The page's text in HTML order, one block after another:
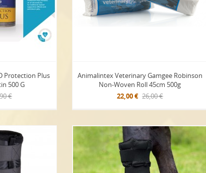
Protection Plus
500 G
€
Animalintex Veterinary Gamgee Robinson
Non-Woven Roll 45cm 500g
22,00 € 26,00 €